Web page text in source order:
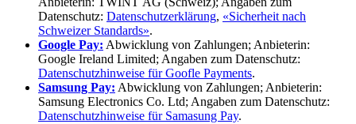
Datenschutz: Datenschutzerklärung, «Sicherheit nach
Schweizer Standards».
Google Pay: Abwicklung von Zahlungen; Anbieterin:
Google Ireland Limited; Angaben zum Datenschutz:
Datenschutzhinweise für Goofle Payments.
Samsung Pay: Abwicklung von Zahlungen; Anbieterin:
Samsung Electronics Co. Ltd; Angaben zum Datenschutz:
Datenschutzhinweise für Samasung Pay.